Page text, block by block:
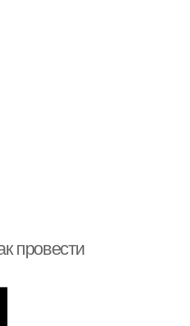
провести